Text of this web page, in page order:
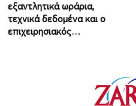
εξαντλητικά ωράρια,
τεχνικά δεδομένα και ο
επιχειρησιακός…